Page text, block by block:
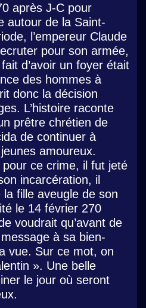
après J-C pour
autour de la Saint-
l’empereur Claude
pour son armée,
d’avoir un foyer était
des hommes à
donc la décision
L’histoire raconte
prêtre chrétien de
de continuer à
amoureux.
ce crime, il fut jeté
incarcération, il
fille aveugle de son
le 14 février 270
voudrait qu’avant de
à sa bien-
vue. Sur ce mot, on
». Une belle
le jour où seront